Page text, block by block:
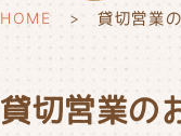
HOME 貸切営業
貸切営業の